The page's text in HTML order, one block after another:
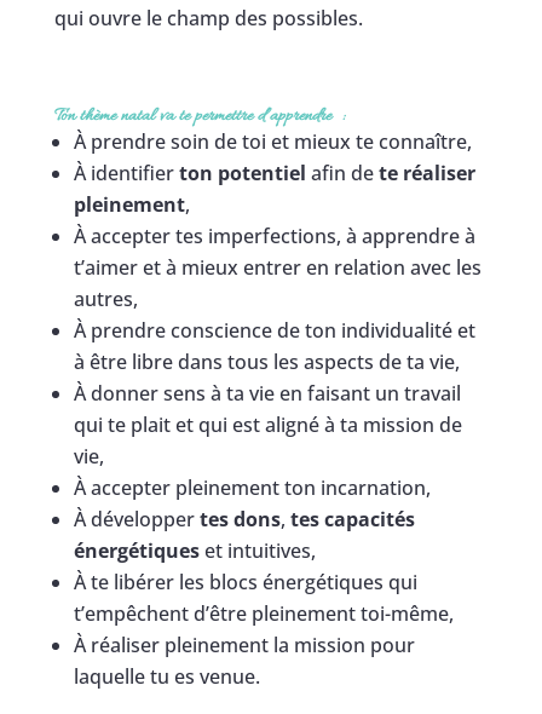
qui ouvre le champ des possibles.
Ton thème natal va te permettre d’apprendre :
À prendre soin de toi et mieux te connaître,
À identifierton potentiel afin dete réaliser
pleinement,
À accepter tes imperfections, à apprendre à
t’aimer et à mieux entrer en relation avec les
autres,
À prendre conscience de ton individualité et
à être libre dans tous les aspects de ta vie,
À donner sens à ta vie en faisant un travail
qui te plait et qui est aligné à ta mission de
vie,
À accepter pleinement ton incarnation,
À développertes dons, tes capacités
énergétiqueset intuitives,
À te libérer les blocs énergétiques qui
t’empêchent d’être pleinement toi-même,
À réaliser pleinement la mission pour
laquelle tu es venue.